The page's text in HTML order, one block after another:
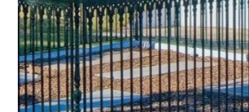
EVENTOS DEL
GALERIA